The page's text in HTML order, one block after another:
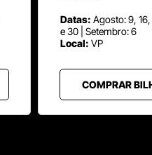
Datas: Agosto: 9,
e 30 | Setembro: 6
Local: VP
COMPRAR